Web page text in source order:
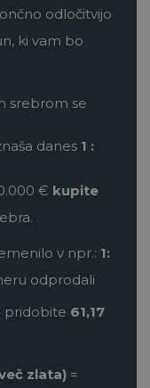
odločitvijo
ki vam bo
srebrom se
danes 1 :
€ kupite
v npr.: 1:
odprodali
pridobite 61,17
zlata) =